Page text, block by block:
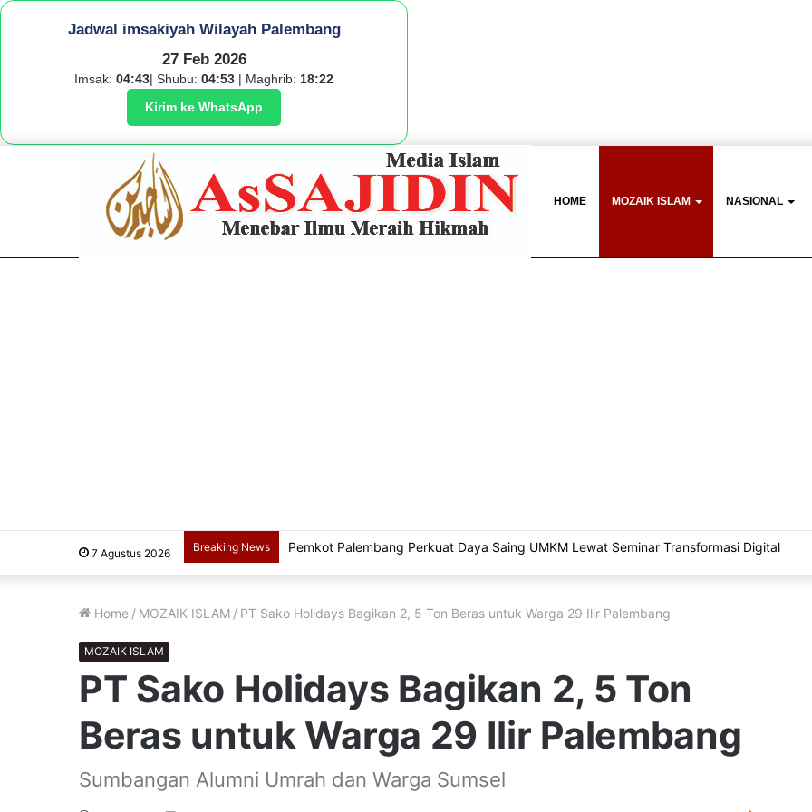
Jadwal imsakiyah Wilayah Palembang
27 Feb 2026
Imsak: 04:43| Shubu: 04:53 | Maghrib: 18:22
Kirim ke WhatsApp
HOME MOZAIK ISLAM NASIONAL
7 Agustus 2026 Breaking News Usung Filosofi Kapal Sriwijaya, Masjid Al Fathul Akbar Siap Tampil Lebih Ikonik
Home / MOZAIK ISLAM / PT Sako Holidays Bagikan 2, 5 Ton Beras untuk Warga 29 Ilir Palembang
MOZAIK ISLAM
PT Sako Holidays Bagikan 2, 5 Ton
Beras untuk Warga 29 Ilir Palembang
Sumbangan Alumni Umrah dan Warga Sumsel